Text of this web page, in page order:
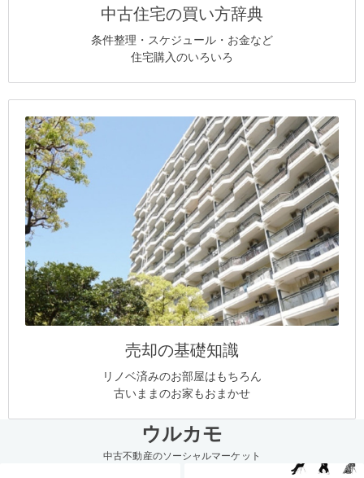
中古住宅の買い方辞典
条件整理・スケジュール・お金など
住宅購入のいろいろ
売却の基礎知識
リノベ済みのお部屋はもちろん
古いままのお家もおまかせ
ウルカモ
中古不動産のソーシャルマーケット